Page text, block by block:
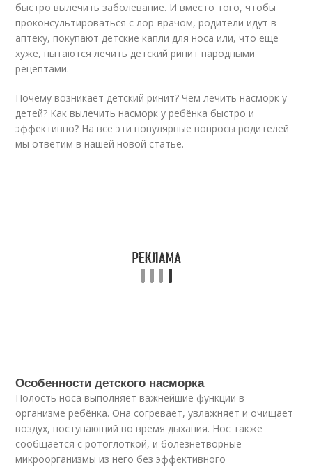
быстро вылечить заболевание. И вместо того, чтобы
проконсультироваться с лор-врачом, родители идут в
аптеку, покупают детские капли для носа или, что ещё
хуже, пытаются лечить детский ринит народными
рецептами.
Почему возникает детский ринит? Чем лечить насморк у
детей? Как вылечить насморк у ребёнка быстро и
эффективно? На все эти популярные вопросы родителей
мы ответим в нашей новой статье.
Особенности детского насморка
Полость носа выполняет важнейшие функции в
организме ребёнка. Она согревает, увлажняет и очищает
воздух, поступающий во время дыхания. Нос также
сообщается с ротоглоткой, и болезнетворные
микроорганизмы из него без эффективного